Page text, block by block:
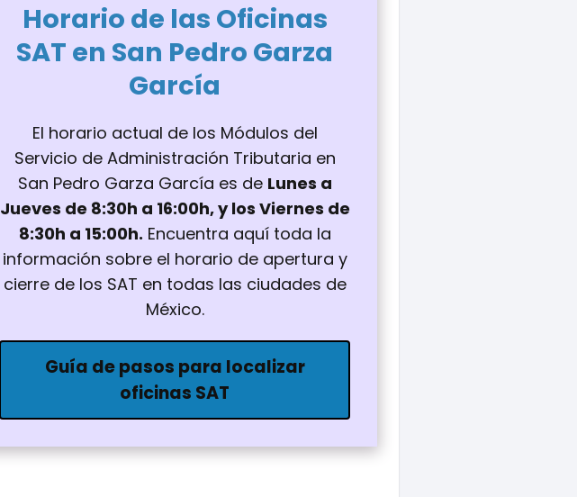
Horario de las Oficinas
SAT en San Pedro Garza
García
El horario actual de los Módulos del
Servicio de Administración Tributaria en
San Pedro Garza García es de Lunes a
Jueves de 8:30h a 16:00h, y los Viernes de
8:30h a 15:00h. Encuentra aquí toda la
información sobre el horario de apertura y
cierre de los SAT en todas las ciudades de
México.
Guía de pasos para localizar
oficinas SAT